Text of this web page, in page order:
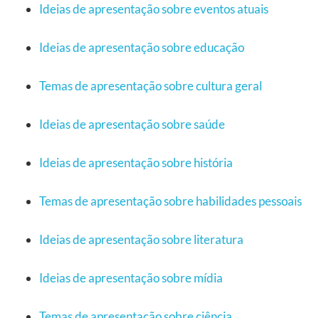
Ideias de apresentação sobre eventos atuais
Ideias de apresentação sobre educação
Temas de apresentação sobre cultura geral
Ideias de apresentação sobre saúde
Ideias de apresentação sobre história
Temas de apresentação sobre habilidades pessoais
Ideias de apresentação sobre literatura
Ideias de apresentação sobre mídia